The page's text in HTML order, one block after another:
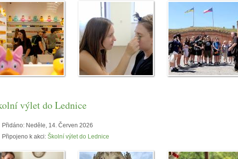
výlet do Lednice
Přidáno: Neděle, 14. Červen 2026
Připojeno k akci: Školní výlet do Lednice